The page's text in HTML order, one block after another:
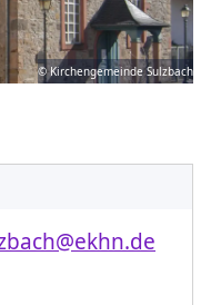
© Kirchengemeinde Sulzbach